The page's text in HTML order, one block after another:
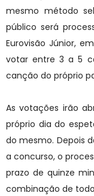
mesmo método
público será
Eurovisão Júnior,
votar entre 3 a 5
canção do próprio
As votações irão
próprio dia do
do mesmo. Depois
a concurso, o
prazo de quinze
combinação de